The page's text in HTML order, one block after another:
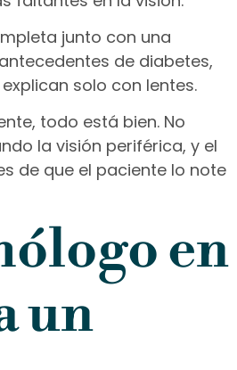
junto con una
de diabetes,
solo con lentes.
todo está bien. No
la visión periférica, y el
de que el paciente lo note
en
un